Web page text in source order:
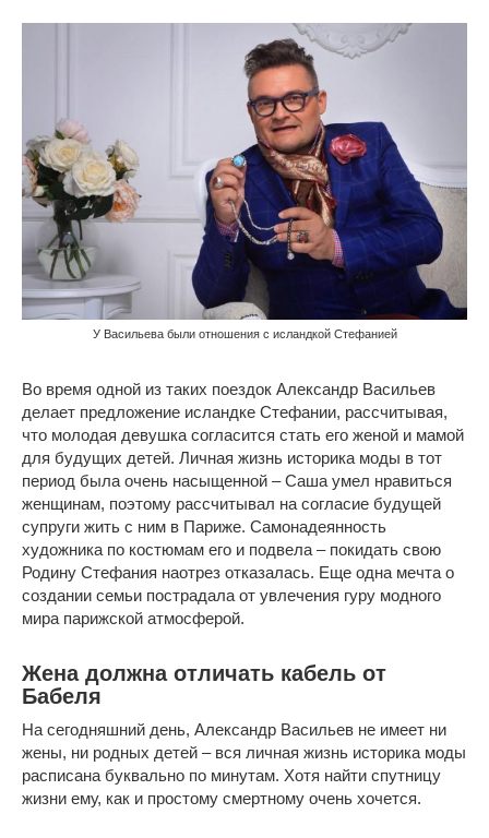
У Васильева были отношения с исландкой Стефанией
Во время одной из таких поездок Александр Васильев
делает предложение исландке Стефании, рассчитывая,
что молодая девушка согласится стать его женой и мамой
для будущих детей. Личная жизнь историка моды в тот
период была очень насыщенной – Саша умел нравиться
женщинам, поэтому рассчитывал на согласие будущей
супруги жить с ним в Париже. Самонадеянность
художника по костюмам его и подвела – покидать свою
Родину Стефания наотрез отказалась. Еще одна мечта о
создании семьи пострадала от увлечения гуру модного
мира парижской атмосферой.
Жена должна отличать кабель от
Бабеля
На сегодняшний день, Александр Васильев не имеет ни
жены, ни родных детей – вся личная жизнь историка моды
расписана буквально по минутам. Хотя найти спутницу
жизни ему, как и простому смертному очень хочется.